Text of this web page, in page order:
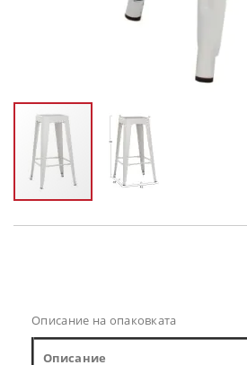
към
снимки
Описание на опаковката
Описание